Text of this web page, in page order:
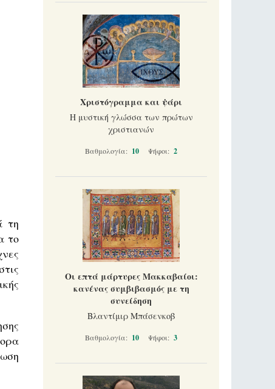
τη
το
Χριστόγραμμα και ψάρι
Η μυστική γλώσσα των πρώτων
χριστιανών
Βαθμολογία: 10 Ψήφοι: 2
Οι επτά μάρτυρες Μακκαβαίοι:
κανένας συμβιβασμός με τη
συνείδηση
Βλαντίμιρ Μπάσενκοβ
Βαθμολογία: 10 Ψήφοι: 3